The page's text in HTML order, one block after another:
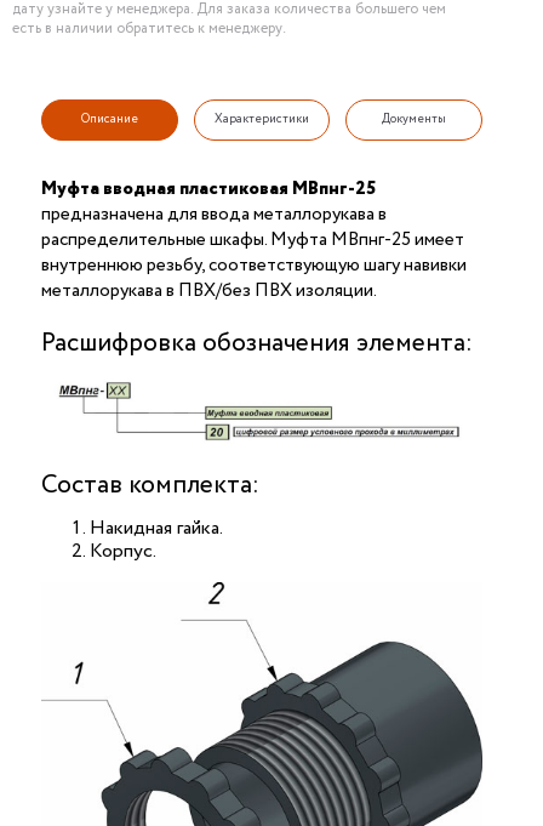
дату узнайте у менеджера. Для заказа количества большего чем
есть в наличии обратитесь к менеджеру.
Описание Характеристики Документы
Муфта вводная пластиковая МВпнг-25
предназначена для ввода металлорукава в
распределительные шкафы. Муфта МВпнг-25 имеет
внутреннюю резьбу, соответствующую шагу навивки
металлорукава в ПВХ/без ПВХ изоляции.
Расшифровка обозначения элемента:
Состав комплекта:
Накидная гайка.
Корпус.